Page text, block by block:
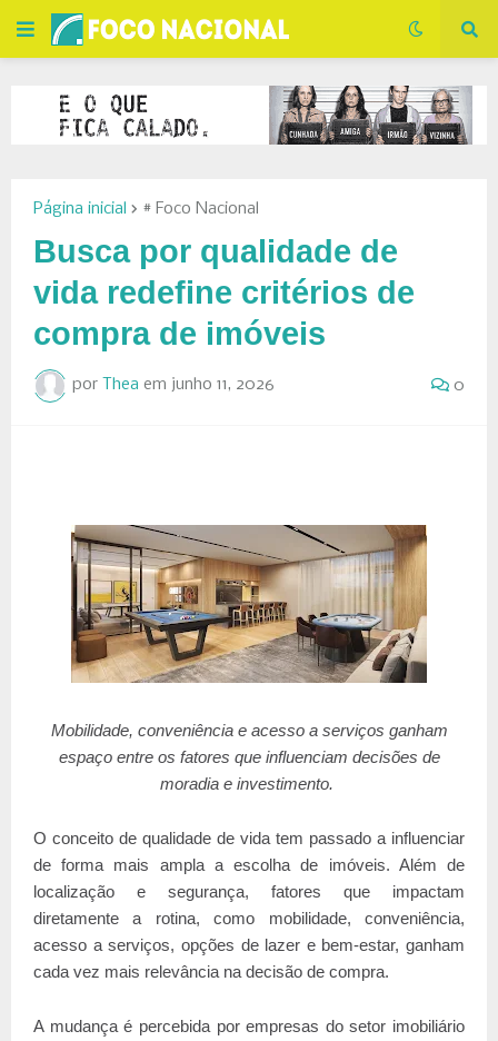
Página inicial # Foco Nacional
Busca por qualidade de
vida redefine critérios de
compra de imóveis
por Thea em junho 11, 2026 0
Mobilidade, conveniência e acesso a serviços ganham
espaço entre os fatores que influenciam decisões de
moradia e investimento.
O conceito de qualidade de vida tem passado a influenciar
de forma mais ampla a escolha de imóveis. Além de
localização e segurança, fatores que impactam
diretamente a rotina, como mobilidade, conveniência,
acesso a serviços, opções de lazer e bem-estar, ganham
cada vez mais relevância na decisão de compra.
A mudança é percebida por empresas do setor imobiliário